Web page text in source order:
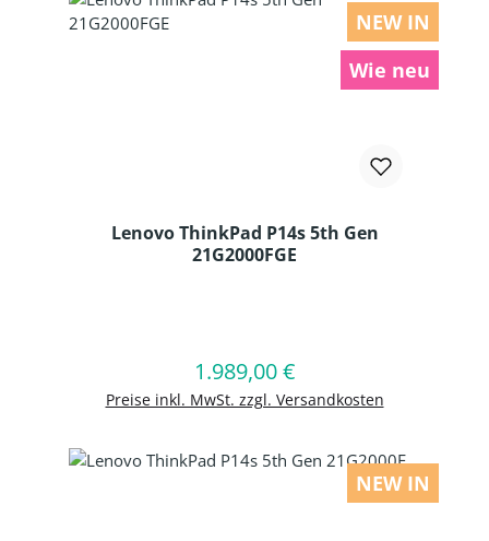
NEW IN
Wie neu
Lenovo ThinkPad P14s 5th Gen
21G2000FGE
Regulärer Preis:
1.989,00 €
Preise inkl. MwSt. zzgl. Versandkosten
In den Warenkorb
NEW IN